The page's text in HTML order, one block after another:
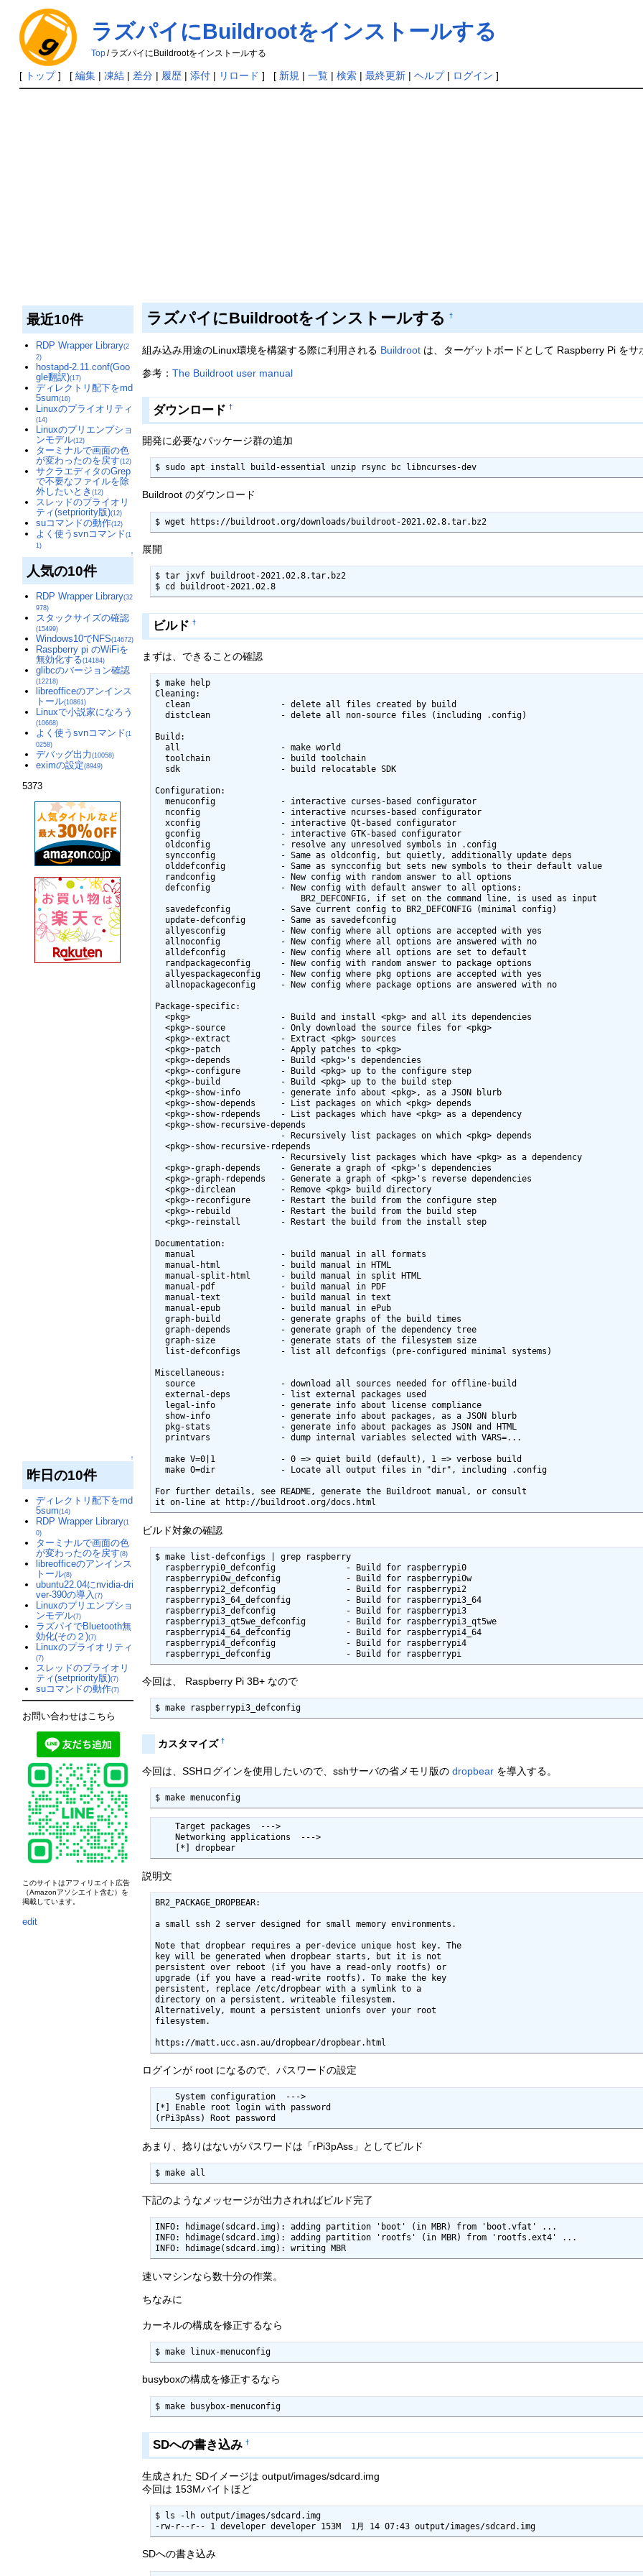
ラズパイにBuildrootをインストールする
Top/ ラズパイにBuildrootをインストールする
[ トップ] [ 編集| 凍結| 差分| 履歴| 添付| リロード ] [ 新規 | 一覧| 検索| 最終更新| ヘルプ| ログイン ]
ラズパイにBuildrootをインストールする †
組み込み用途のLinux環境を構築する際に利用される Buildrootは、ターゲットボードとして Raspberry Pi をサ
参考： The Buildroot user manual
ダウンロード †
開発に必要なパッケージ群の追加
$ sudo apt install build-essential unzip rsync bc libncurses-dev
Buildroot のダウンロード
$ wget https://buildroot.org/downloads/buildroot-2021.02.8.tar.bz2
展開
$ tar jxvf buildroot-2021.02.8.tar.bz2
$ cd buildroot-2021.02.8
ビルド †
まずは、できることの確認
$ make help
Cleaning:
  distclean              - delete all non-source files (including .config)
Build:
  all                    - make world
  toolchain              - build toolchain
Configuration:
  menuconfig             - interactive curses-based configurator
  xconfig                - interactive Qt-based configurator
  gconfig                - interactive GTK-based configurator
  oldconfig              - resolve any unresolved symbols in .config
  olddefconfig           - Same as syncconfig but sets new symbols to their default value
  defconfig              - New config with default answer to all options;
  allyesconfig           - New config where all options are accepted with yes
  allnoconfig            - New config where all options are answered with no
  alldefconfig           - New config where all options are set to default
  allyespackageconfig    - New config where pkg options are accepted with yes
  allnopackageconfig     - New config where package options are answered with no
Package-specific:
  <pkg>                  - Build and install <pkg> and all its dependencies
  <pkg>-source           - Only download the source files for <pkg>
  <pkg>-extract          - Extract <pkg> sources
  <pkg>-patch            - Apply patches to <pkg>
  <pkg>-depends          - Build <pkg>'s dependencies
  <pkg>-configure        - Build <pkg> up to the configure step
  <pkg>-build            - Build <pkg> up to the build step
  <pkg>-show-info        - generate info about <pkg>, as a JSON blurb
  <pkg>-show-depends     - List packages on which <pkg> depends
  <pkg>-show-rdepends    - List packages which have <pkg> as a dependency
  <pkg>-show-recursive-depends
  <pkg>-show-recursive-rdepends
  <pkg>-graph-depends    - Generate a graph of <pkg>'s dependencies
  <pkg>-graph-rdepends   - Generate a graph of <pkg>'s reverse dependencies
  <pkg>-dirclean         - Remove <pkg> build directory
  <pkg>-reconfigure      - Restart the build from the configure step
  <pkg>-rebuild          - Restart the build from the build step
  <pkg>-reinstall        - Restart the build from the install step
Documentation:
  manual                 - build manual in all formats
  manual-html            - build manual in HTML
  manual-split-html      - build manual in split HTML
  manual-pdf             - build manual in PDF
  manual-text            - build manual in text
  manual-epub            - build manual in ePub
  graph-build            - generate graphs of the build times
  graph-depends          - generate graph of the dependency tree
  graph-size             - generate stats of the filesystem size
Miscellaneous:
  external-deps          - list external packages used
  make V=0|1             - 0 => quiet build (default), 1 => verbose build
  make O=dir             - Locate all output files in "dir", including .config
For further details, see README, generate the Buildroot manual, or consult
it on-line at http://buildroot.org/docs.html
ビルド対象の確認
$ make list-defconfigs | grep raspberry
  raspberrypi_defconfig               - Build for raspberrypi
今回は、 Raspberry Pi 3B+ なので
$ make raspberrypi3_defconfig
カスタマイズ †
今回は、SSHログインを使用したいので、sshサーバの省メモリ版の dropbearを導入する。
$ make menuconfig
    Target packages  --->
    [*] dropbear
説明文
BR2_PACKAGE_DROPBEAR:
a small ssh 2 server designed for small memory environments.
Note that dropbear requires a per-device unique host key. The
key will be generated when dropbear starts, but it is not
persistent over reboot (if you have a read-only rootfs) or
upgrade (if you have a read-write rootfs). To make the key
persistent, replace /etc/dropbear with a symlink to a
directory on a persistent, writeable filesystem.
Alternatively, mount a persistent unionfs over your root
filesystem.
ログインが root になるので、パスワードの設定
    System configuration  --->
[*] Enable root login with password
(rPi3pAss) Root password
あまり、捻りはないがパスワードは「rPi3pAss」としてビルド
$ make all
下記のようなメッセージが出力されればビルド完了
INFO: hdimage(sdcard.img): adding partition 'boot' (in MBR) from 'boot.vfat' ...
INFO: hdimage(sdcard.img): adding partition 'rootfs' (in MBR) from 'rootfs.ext4' ...
INFO: hdimage(sdcard.img): writing MBR
速いマシンなら数十分の作業。
ちなみに
カーネルの構成を修正するなら
$ make linux-menuconfig
busyboxの構成を修正するなら
$ make busybox-menuconfig
SDへの書き込み †
生成された SDイメージは output/images/sdcard.img
今回は 153Mバイトほど
$ ls -lh output/images/sdcard.img
-rw-r--r-- 1 developer developer 153M  1月 14 07:43 output/images/sdcard.img
SDへの書き込み
最近10件
RDP Wrapper Library(2
2)
hostapd-2.11.conf(Goo
gle翻訳)(17)
ディレクトリ配下をmd
5sum(16)
Linuxのプライオリティ
(14)
Linuxのプリエンプショ
ンモデル(12)
ターミナルで画面の色
が変わったのを戻す(12)
サクラエディタのGrep
で不要なファイルを除
外したいとき(12)
スレッドのプライオリ
ティ(setpriority版)(12)
suコマンドの動作(12)
よく使うsvnコマンド(1
1)
↑
人気の10件
RDP Wrapper Library(32
978)
スタックサイズの確認
(15499)
Windows10でNFS(14672)
Raspberry pi のWiFiを
無効化する(14184)
glibcのバージョン確認
(12218)
libreofficeのアンインス
トール(10861)
Linuxで小説家になろう
(10668)
よく使うsvnコマンド(1
0258)
デバッグ出力(10058)
eximの設定(8949)
5373
↑
昨日の10件
ディレクトリ配下をmd
5sum(14)
RDP Wrapper Library(1
0)
ターミナルで画面の色
が変わったのを戻す(8)
libreofficeのアンインス
トール(8)
ubuntu22.04にnvidia-dri
ver-390の導入(7)
Linuxのプリエンプショ
ンモデル(7)
ラズパイでBluetooth無
効化(その２)(7)
Linuxのプライオリティ
(7)
スレッドのプライオリ
ティ(setpriority版)(7)
suコマンドの動作(7)
お問い合わせはこちら
このサイトはアフィリエイト広告
（Amazonアソシエイト含む）を
掲載しています。
edit